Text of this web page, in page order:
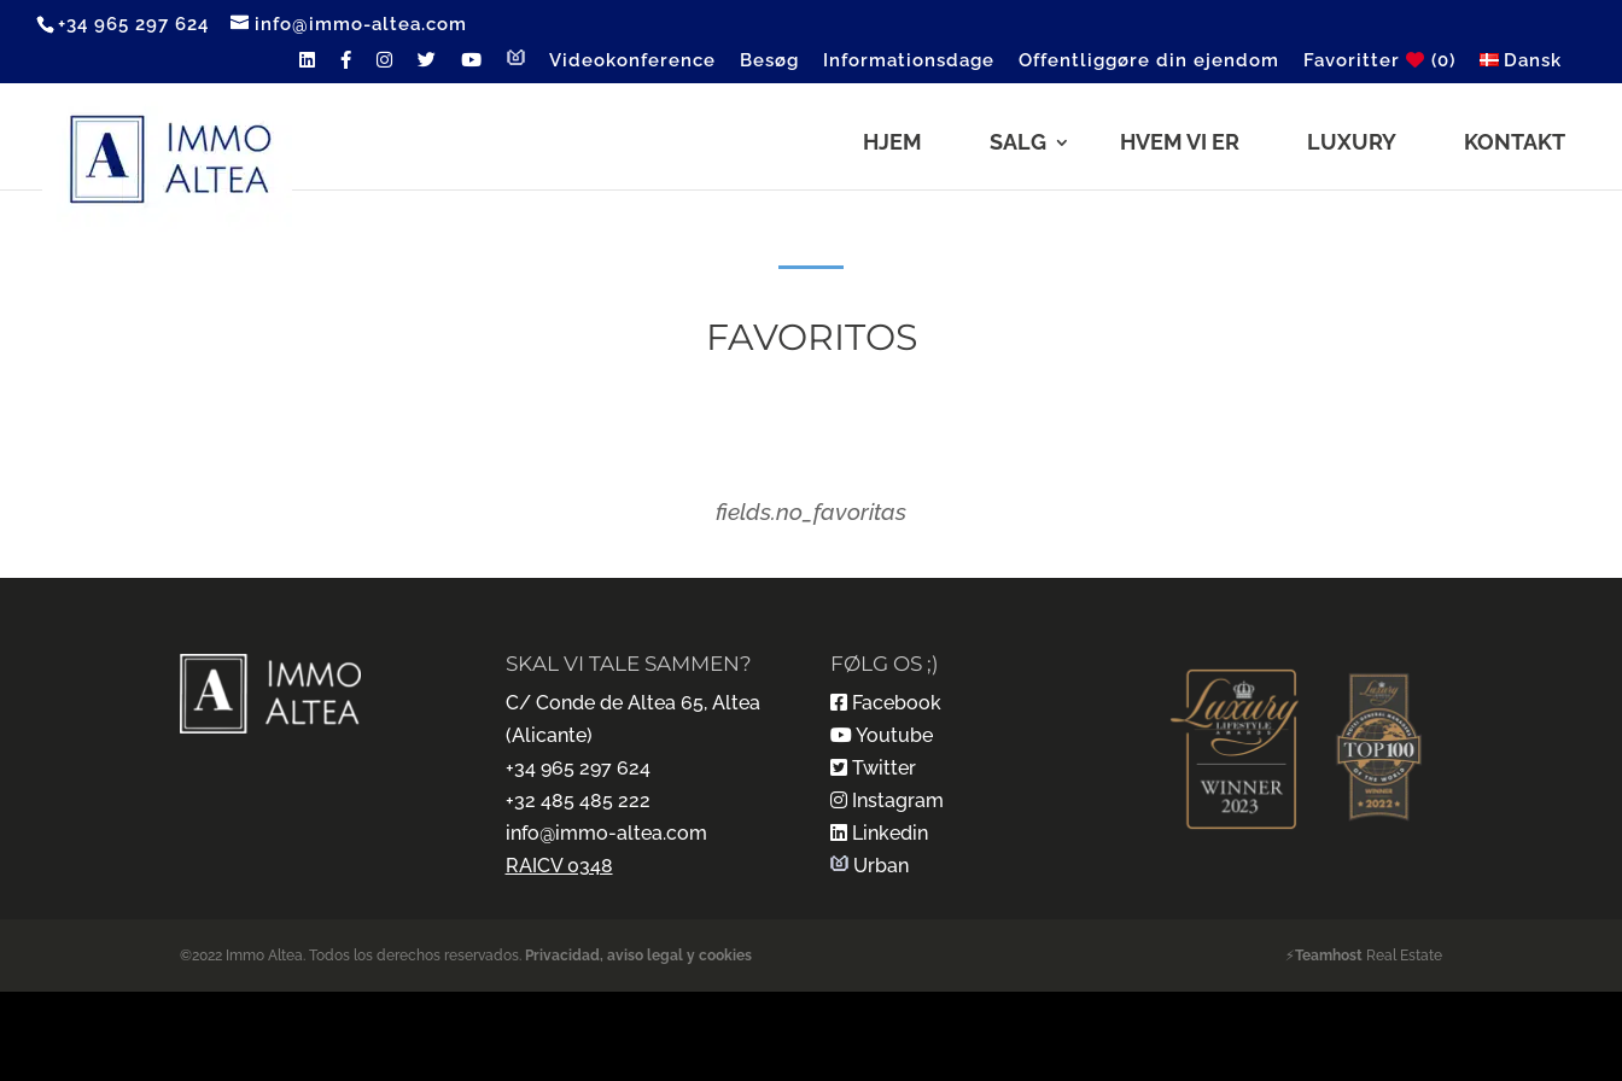
+34 965 297 624
info@immo-altea.com
Videokonference
Besøg Informationsdage Offentliggøre din ejendom Favoritter (0) Dansk
HJEM SALG HVEM VI ER LUXURY KONTAKT
FAVORITOS
fields.no_favoritas
SKAL VI TALE SAMMEN?
C/ Conde de Altea 65, Altea
(Alicante)
+34 965 297 624
+32 485 485 222
info@immo-altea.com
RAICV 0348
FØLG OS ;)
Facebook
Youtube
Twitter
Instagram
Linkedin
Urban
©2022 Immo Altea. Todos los derechos reservados. Privacidad, aviso legal y cookies ⚡TeamhostReal Estate